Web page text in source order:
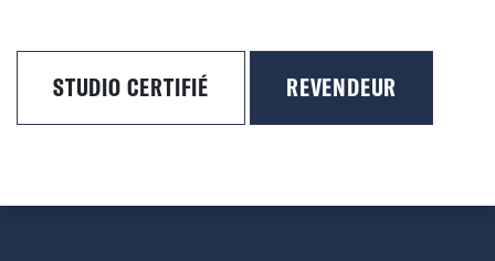
STUDIO CERTIFIÉ REVENDEUR